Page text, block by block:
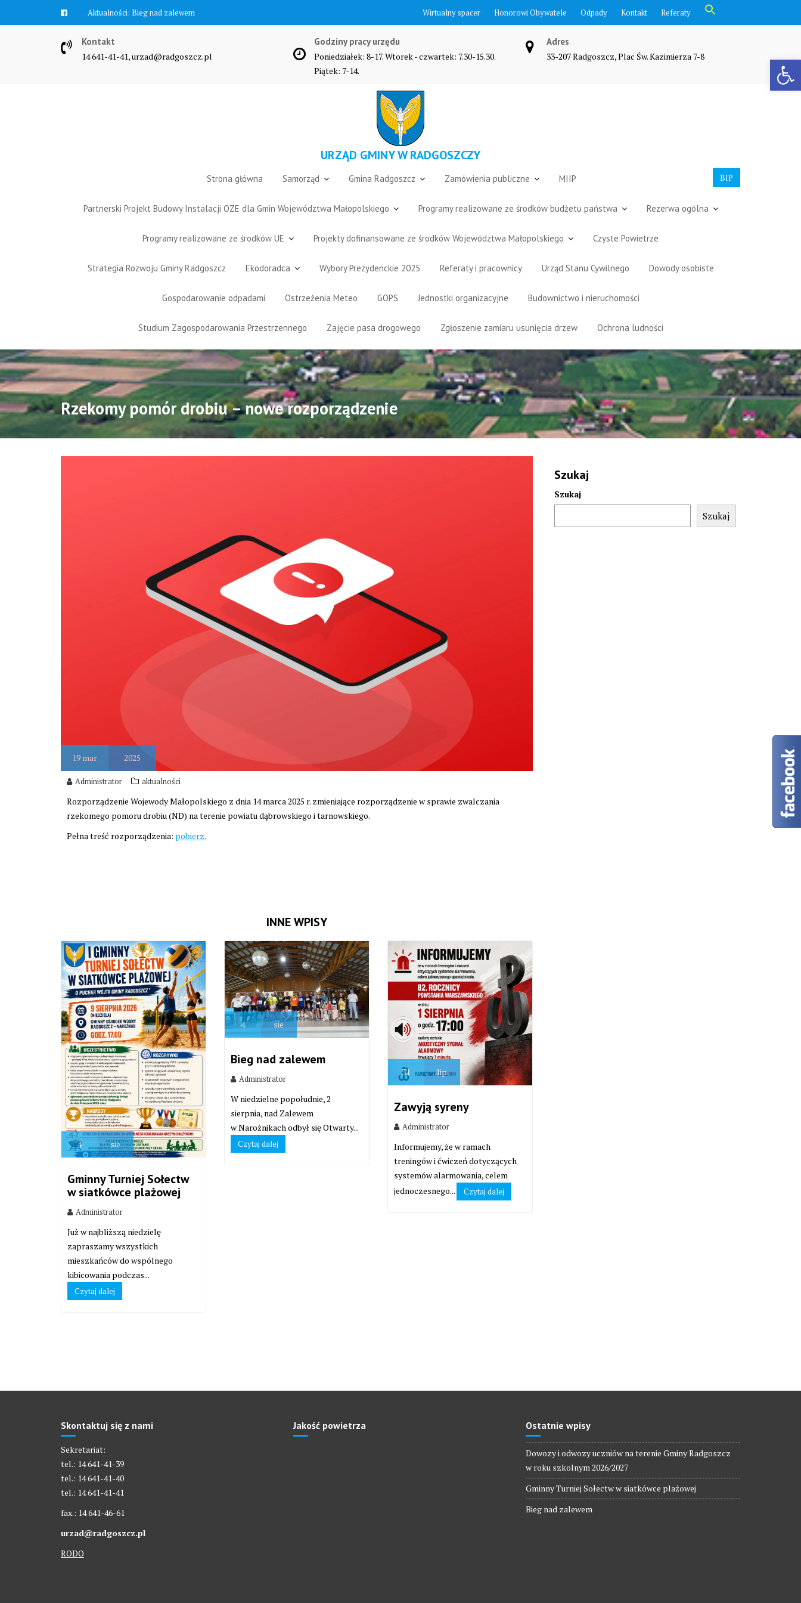
Otwórz pasek narzędzi
Aktualności: Bieg nad zalewem Wirtualny spacer Honorowi Obywatele Odpady Kontakt Referaty
Search Button
Kontakt
14 641-41-41, urzad@radgoszcz.pl
Godziny pracy urzędu
Poniedziałek: 8-17. Wtorek - czwartek: 7.30-15.30.
Piątek: 7-14.
Adres
33-207 Radgoszcz, Plac Św. Kazimierza 7-8
URZĄD GMINY W RADGOSZCZY
BIP
Strona główna Samorząd Gmina Radgoszcz Zamówienia publiczne MIIP
Partnerski Projekt Budowy Instalacji OZE dla Gmin Województwa Małopolskiego Programy realizowane ze środków budżetu państwa Rezerwa ogólna
Programy realizowane ze środków UE Projekty dofinansowane ze środków Województwa Małopolskiego Czyste Powietrze
Strategia Rozwoju Gminy Radgoszcz Ekodoradca Wybory Prezydenckie 2025 Referaty i pracownicy Urząd Stanu Cywilnego Dowody osobiste
Gospodarowanie odpadami Ostrzeżenia Meteo GOPS Jednostki organizacyjne Budownictwo i nieruchomości
Studium Zagospodarowania Przestrzennego Zajęcie pasa drogowego Zgłoszenie zamiaru usunięcia drzew Ochrona ludności
Rzekomy pomór drobiu – nowe rozporządzenie
19 mar 2025
Administrator aktualności
Rozporządzenie Wojewody Małopolskiego z dnia 14 marca 2025 r. zmieniające rozporządzenie w sprawie zwalczania
rzekomego pomoru drobiu (ND) na terenie powiatu dąbrowskiego i tarnowskiego.
Pełna treść rozporządzenia: pobierz.
INNE WPISY
4 sie
Gminny Turniej Sołectw
w siatkówce plażowej
Administrator
Już w najbliższą niedzielę
zapraszamy wszystkich
mieszkańców do wspólnego
kibicowania podczas...
Czytaj dalej
4 sie
Bieg nad zalewem
Administrator
W niedzielne popołudnie, 2
sierpnia, nad Zalewem
w Narożnikach odbył się Otwarty...
Czytaj dalej
31 lip
Zawyją syreny
Administrator
Informujemy, że w ramach
treningów i ćwiczeń dotyczących
systemów alarmowania, celem
jednoczesnego...
Czytaj dalej
Szukaj
Szukaj
Szukaj
Skontaktuj się z nami
Sekretariat:
tel.: 14 641-41-39
tel.: 14 641-41-40
tel.: 14 641-41-41
fax.: 14 641-46-61
urzad@radgoszcz.pl
RODO
Jakość powietrza Ostatnie wpisy
Dowozy i odwozy uczniów na terenie Gminy Radgoszcz
w roku szkolnym 2026/2027
Gminny Turniej Sołectw w siatkówce plażowej
Bieg nad zalewem